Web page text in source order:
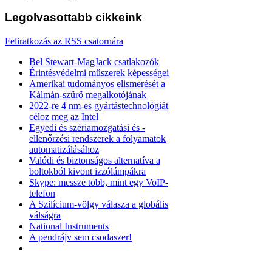
Legolvasottabb cikkeink
Feliratkozás az RSS csatornára
Bel Stewart-MagJack csatlakozók
Érintésvédelmi műszerek képességei
Amerikai tudományos elismerését a
Kálmán-szűrő megalkotójának
2022-re 4 nm-es gyártástechnológiát
céloz meg az Intel
Egyedi és szériamozgatási és -
ellenőrzési rendszerek a folyamatok
automatizálásához
Valódi és biztonságos alternatíva a
boltokból kivont izzólámpákra
Skype: messze több, mint egy VoIP-
telefon
A Szilícium-völgy válasza a globális
válságra
National Instruments
A pendrájv sem csodaszer!